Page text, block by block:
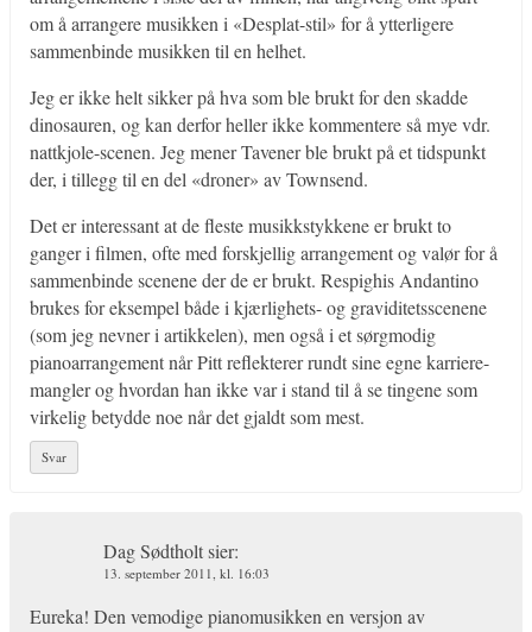
om å arrangere musikken i «Desplat-stil» for å ytterligere
sammenbinde musikken til en helhet.
Jeg er ikke helt sikker på hva som ble brukt for den skadde
dinosauren, og kan derfor heller ikke kommentere så mye vdr.
nattkjole-scenen. Jeg mener Tavener ble brukt på et tidspunkt
der, i tillegg til en del «droner» av Townsend.
Det er interessant at de fleste musikkstykkene er brukt to
ganger i filmen, ofte med forskjellig arrangement og valør for å
sammenbinde scenene der de er brukt. Respighis Andantino
brukes for eksempel både i kjærlighets- og graviditetsscenene
(som jeg nevner i artikkelen), men også i et sørgmodig
pianoarrangement når Pitt reflekterer rundt sine egne karriere-
mangler og hvordan han ikke var i stand til å se tingene som
virkelig betydde noe når det gjaldt som mest.
Svar
Dag Sødtholtsier:
13. september 2011, kl. 16:03
Eureka! Den vemodige pianomusikken en versjon av